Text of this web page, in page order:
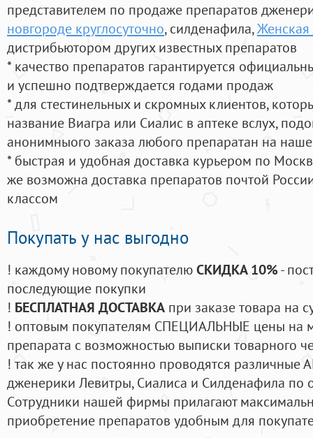
представителем по продаже препаратов
новгороде круглосуточно, силденафила,Женская
дистрибьютором других известных препаратов
* качество препаратов гарантируется
и успешно подтверждается годами продаж
* для стестинельных и скромных клиентов,
название Виагра или Сиалис в аптеке вслух,
анонимныого заказа любого препаратан на
* быстрая и удобная доставка курьером по
же возможна доставка препаратов почтой
классом
Покупать у нас выгодно
! каждому новому покупателюСКИДКА 10%-
последующие покупки
! БЕСПЛАТНАЯ ДОСТАВКА при заказе товара на
! оптовым покупателям СПЕЦИАЛЬНЫЕ цены на
препарата с возможностью выписки товарного
! так же у нас постоянно проводятся
дженерики Левитры, Сиалиса и Силденафила по
Cотрудники нашей фирмы прилагают
приобретение препаратов удобным для